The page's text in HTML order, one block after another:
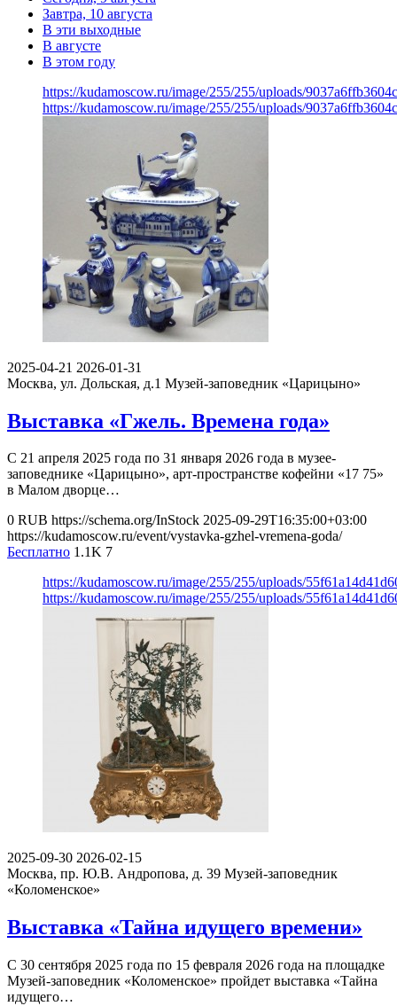
Завтра, 10 августа
В эти выходные
В августе
В этом году
https://kudamoscow.ru/image/255/255/uploads/
https://kudamoscow.ru/image/255/255/uploads/
2025-04-21 2026-01-31
Москва, ул. Дольская, д.1 Музей-заповедник «Царицыно»
Выставка «Гжель. Времена года»
С 21 апреля 2025 года по 31 января 2026 года в музее-
заповеднике «Царицыно», арт-пространстве кофейни «17 75»
в Малом дворце…
0 RUB https://schema.org/InStock 2025-09-29T16:35:00+03:00
https://kudamoscow.ru/event/vystavka-gzhel-vremena-goda/
Бесплатно 1.1K 7
https://kudamoscow.ru/image/255/255/uploads/
https://kudamoscow.ru/image/255/255/uploads/
2025-09-30 2026-02-15
Москва, пр. Ю.В. Андропова, д. 39 Музей-заповедник
«Коломенское»
Выставка «Тайна идущего времени»
С 30 сентября 2025 года по 15 февраля 2026 года на площадке
Музей-заповедник «Коломенское» пройдет выставка «Тайна
идущего…